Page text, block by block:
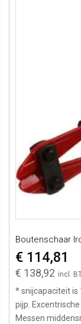
Boutenschaar
€ 138,92
€ 114,81
* snijcapaciteit is
pijp.
Messen